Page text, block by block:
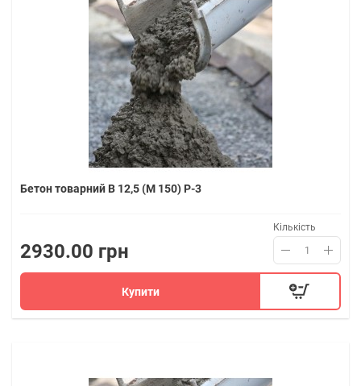
Бетон товарний В 12,5 (М 150) P-3
2930.00 грн
Кількість
Купити